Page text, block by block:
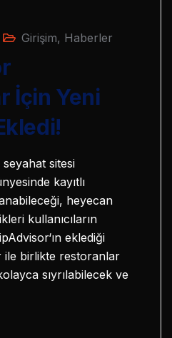
Girişim, Haberler
İçin Yeni
sitesi
kayıtlı
heyecan
kullanıcıların
eklediği
ile birlikte restoranlar
sıyrılabilecek ve